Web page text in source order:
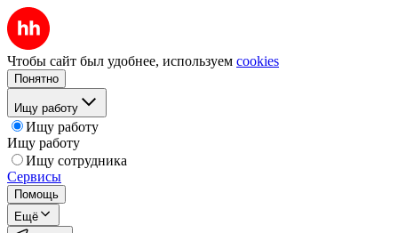
Чтобы сайт был удобнее, используем cookies
Понятно
Ищу работу
Ищу работу
Ищу работу
Ищу сотрудника
Сервисы
Помощь
Ещё